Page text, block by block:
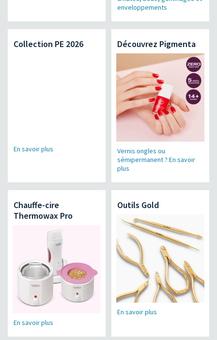
enveloppements
Collection PE 2026
En savoir plus
Découvrez Pigmenta
Vernis ongles ou
sémipermanent ? En savoir
plus
Chauffe-cire
Thermowax Pro
En savoir plus
Outils Gold
En savoir plus